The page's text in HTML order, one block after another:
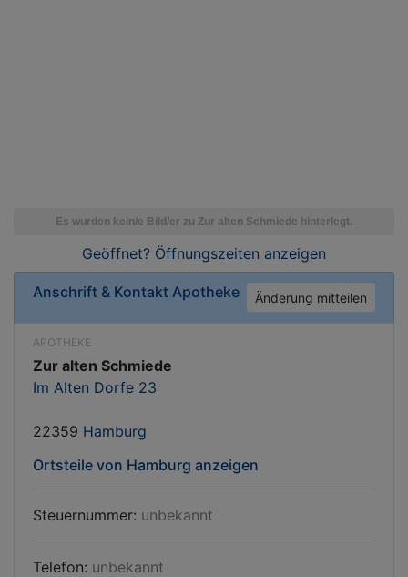
Geöffnet? Öffnungszeiten anzeigen
Anschrift & Kontakt Apotheke Änderung mitteilen
APOTHEKE
Zur alten Schmiede
Im Alten Dorfe 23
22359 Hamburg
Ortsteile von Hamburg anzeigen
Steuernummer: unbekannt
Telefon: unbekannt